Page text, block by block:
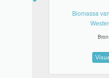
Biomassa